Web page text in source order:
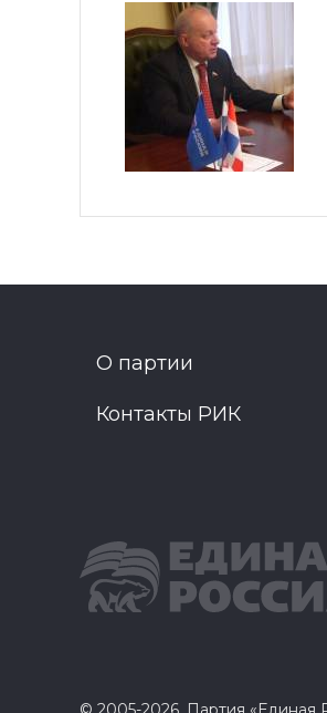
О партии
Контакты РИК